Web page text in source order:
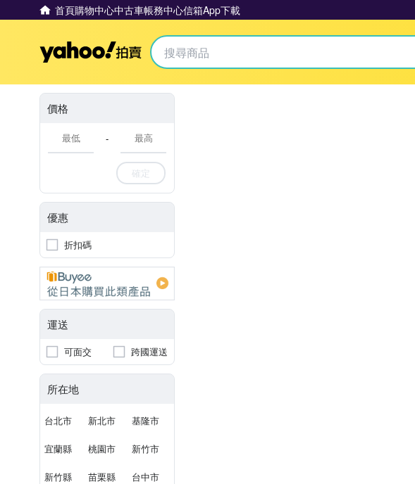
首頁購物中心中古車帳務中心信箱App下載
Yahoo拍賣
價格
-
確定
優惠
折扣碼
運送
可面交 跨國運送
所在地
台北市 新北市 基隆市
宜蘭縣 桃園市 新竹市
新竹縣 苗栗縣 台中市